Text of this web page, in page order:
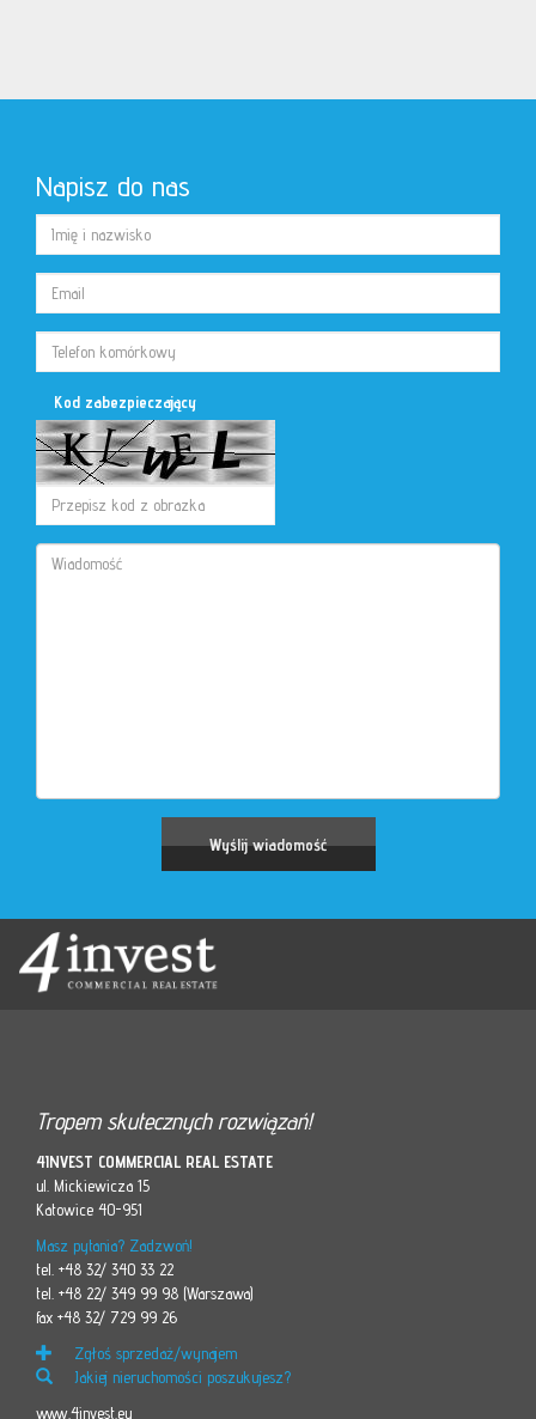
Napisz do nas
Kod zabezpieczający
Tropem skutecznych rozwiązań!
4INVEST COMMERCIAL REAL ESTATE
ul. Mickiewicza 15
Katowice 40-951
Masz pytania? Zadzwoń!
tel. +48 32/ 340 33 22
tel. +48 22/ 349 99 98 (Warszawa)
fax +48 32/ 729 99 26
Zgłoś sprzedaż/wynajem
Jakiej nieruchomości poszukujesz?
www.4invest.eu